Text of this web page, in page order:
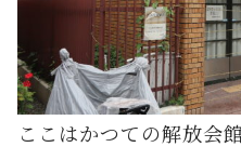
ここはかつての解放会